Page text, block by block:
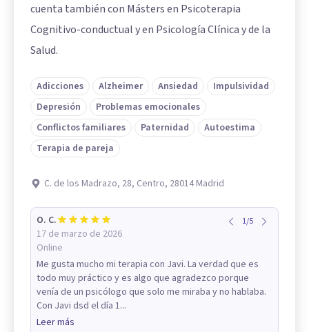
cuenta también con Másters en Psicoterapia
Cognitivo-conductual y en Psicología Clínica y de la
Salud.
Adicciones Alzheimer Ansiedad
Impulsividad
Depresión
Problemas emocionales
Conflictos familiares
Paternidad
Autoestima
Terapia de pareja
C. de los Madrazo, 28, Centro, 28014 Madrid
O. C.
17 de marzo de 2026
Online
1/5
Me gusta mucho mi terapia con Javi. La verdad que es
todo muy práctico y es algo que agradezco porque
venía de un psicólogo que solo me miraba y no hablaba.
Con Javi dsd el día 1...
Leer más